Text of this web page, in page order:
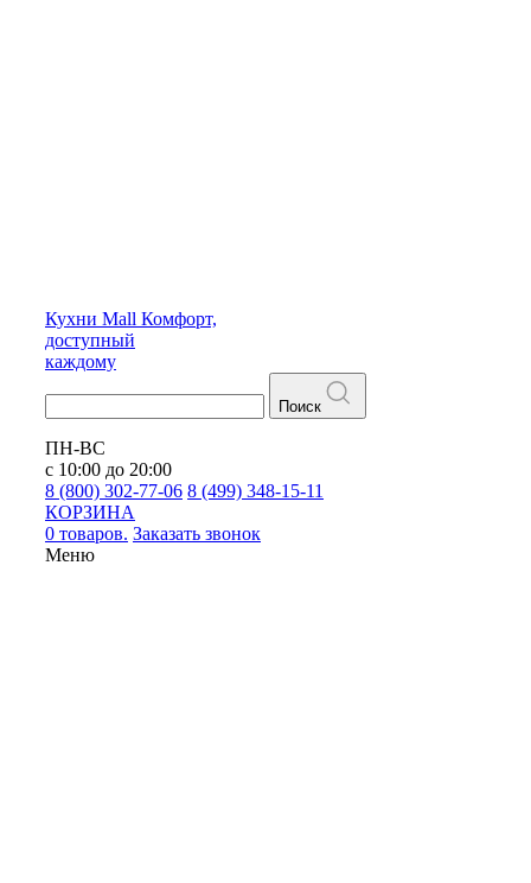
Кухни Mall Комфорт,
доступный
каждому
Поиск
ПН-ВС
с 10:00 до 20:00
8 (800) 302-77-06 8 (499) 348-15-11
КОРЗИНА
0 товаров. Заказать звонок
Меню